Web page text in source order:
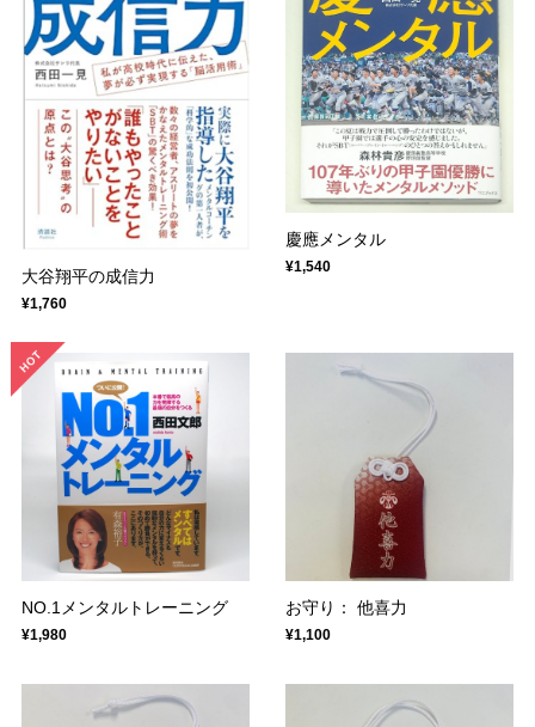
大谷翔平の成信力
¥1,760
慶應メンタル
¥1,540
NO.1メンタルトレーニング
¥1,980
お守り： 他喜力
¥1,100